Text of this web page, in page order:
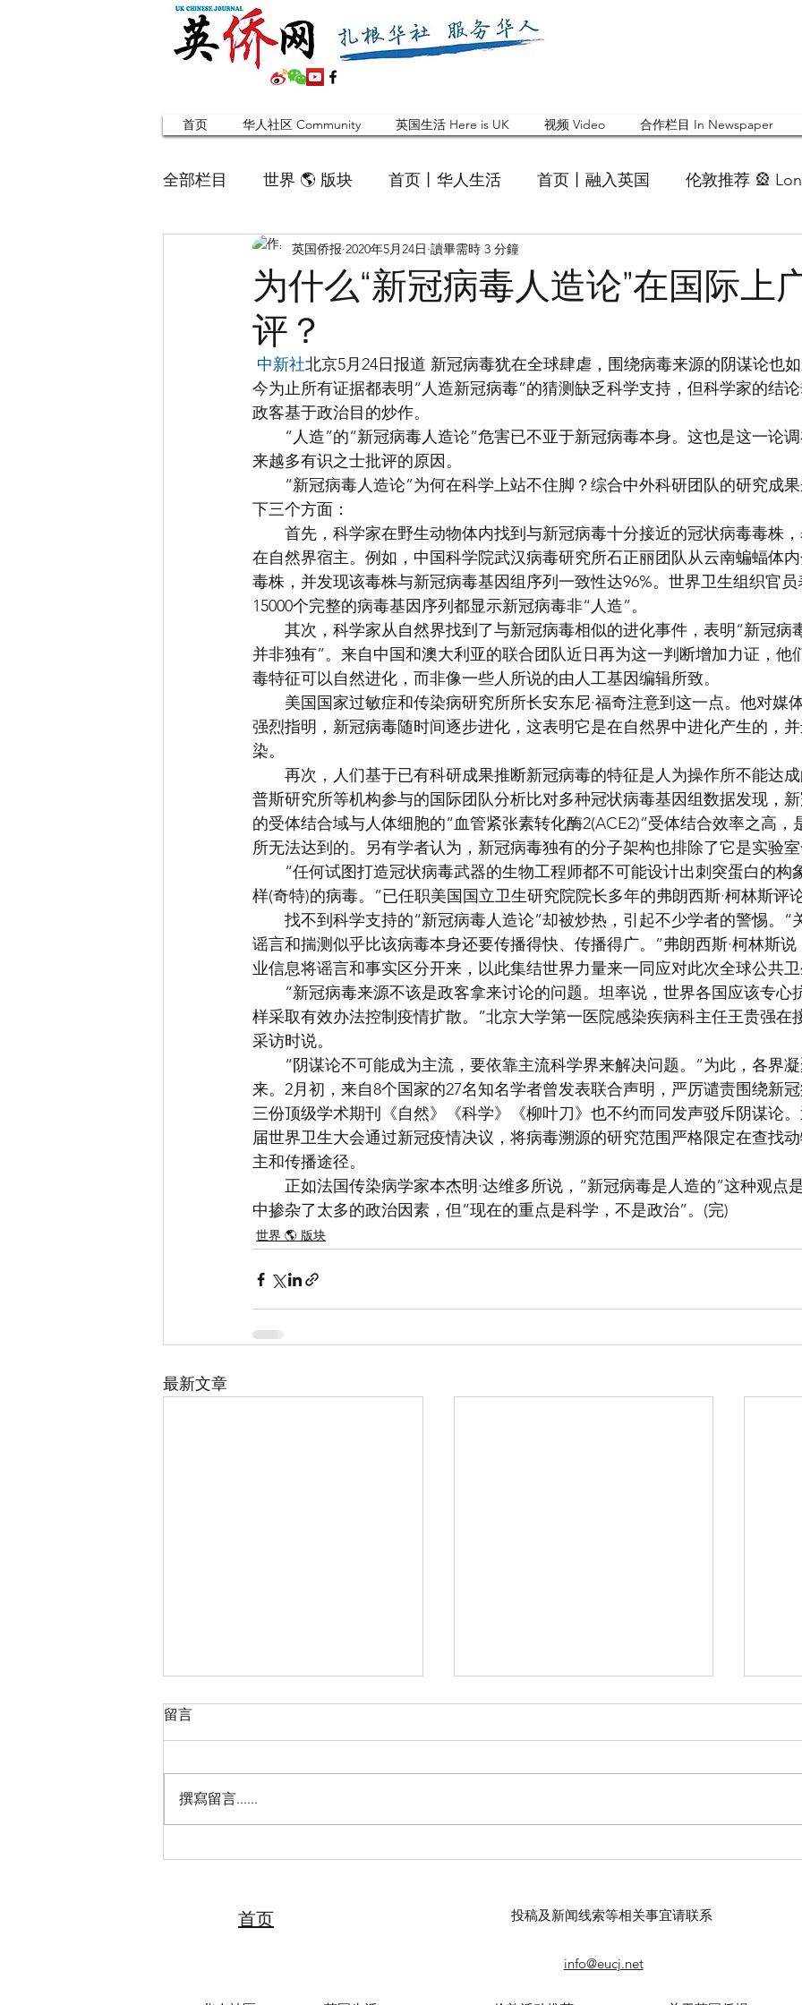
首页 华人社区 Community 英国生活 Here is UK 视频 Video 合作栏目 In Newspaper
全部栏目 世界 🌎 版块 首页丨华人生活 首页丨融入英国 伦敦推荐 🎡
英国脱宅指南 Time out 英国快乐肥宅指南 Cola
寻找组织 Friends
合作栏目 留学生 英国白金汉大学中国校友会
为什么“新冠病毒人造论”在国际上
评？
英国侨报 2020年5月24日 讀畢需時 3 分鐘
中新社北京5月24日报道 新冠病毒犹在全球肆虐，围绕病毒来源的阴谋论也
今为止所有证据都表明“人造新冠病毒”的猜测缺乏科学支持，但科学家的结
政客基于政治目的炒作。
“人造”的“新冠病毒人造论”危害已不亚于新冠病毒本身。这也是这一论
来越多有识之士批评的原因。
“新冠病毒人造论”为何在科学上站不住脚？综合中外科研团队的研究成
下三个方面：
首先，科学家在野生动物体内找到与新冠病毒十分接近的冠状病毒毒株
在自然界宿主。例如，中国科学院武汉病毒研究所石正丽团队从云南蝙蝠体内
毒株，并发现该毒株与新冠病毒基因组序列一致性达96%。世界卫生组织官
15000个完整的病毒基因序列都显示新冠病毒非“人造”。
其次，科学家从自然界找到了与新冠病毒相似的进化事件，表明“新冠病
并非独有”。来自中国和澳大利亚的联合团队近日再为这一判断增加力证，他
毒特征可以自然进化，而非像一些人所说的由人工基因编辑所致。
美国国家过敏症和传染病研究所所长安东尼·福奇注意到这一点。他对媒
强烈指明，新冠病毒随时间逐步进化，这表明它是在自然界中进化产生的，
染。
再次，人们基于已有科研成果推断新冠病毒的特征是人为操作所不能达
普斯研究所等机构参与的国际团队分析比对多种冠状病毒基因组数据发现，
的受体结合域与人体细胞的“血管紧张素转化酶2(ACE2)”受体结合效率之高，
所无法达到的。另有学者认为，新冠病毒独有的分子架构也排除了它是实验
“任何试图打造冠状病毒武器的生物工程师都不可能设计出刺突蛋白的构
样(奇特)的病毒。”已任职美国国立卫生研究院院长多年的弗朗西斯·柯林斯评
找不到科学支持的“新冠病毒人造论”却被炒热，引起不少学者的警惕。“
谣言和揣测似乎比该病毒本身还要传播得快、传播得广。”弗朗西斯·柯林斯
业信息将谣言和事实区分开来，以此集结世界力量来一同应对此次全球公共
“新冠病毒来源不该是政客拿来讨论的问题。坦率说，世界各国应该专心
样采取有效办法控制疫情扩散。”北京大学第一医院感染疾病科主任王贵强在
采访时说。
“阴谋论不可能成为主流，要依靠主流科学界来解决问题。”为此，各界
来。2月初，来自8个国家的27名知名学者曾发表联合声明，严厉谴责围绕新
三份顶级学术期刊《自然》《科学》《柳叶刀》也不约而同发声驳斥阴谋论
届世界卫生大会通过新冠疫情决议，将病毒溯源的研究范围严格限定在查找
主和传播途径。
正如法国传染病学家本杰明·达维多所说，“新冠病毒是人造的”这种观点
中掺杂了太多的政治因素，但“现在的重点是科学，不是政治”。(完)
世界 🌎 版块
最新文章
夏令营营员
留言
撰寫留言......
首页 投稿及新闻线索等相关事宜请联系
info@eucj.net